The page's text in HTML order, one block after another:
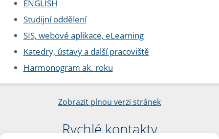
ENGLISH
Studijní oddělení
SIS, webové aplikace, eLearning
Katedry, ústavy a další pracoviště
Harmonogram ak. roku
Zobrazit plnou verzi stránek
Rychlé kontakty